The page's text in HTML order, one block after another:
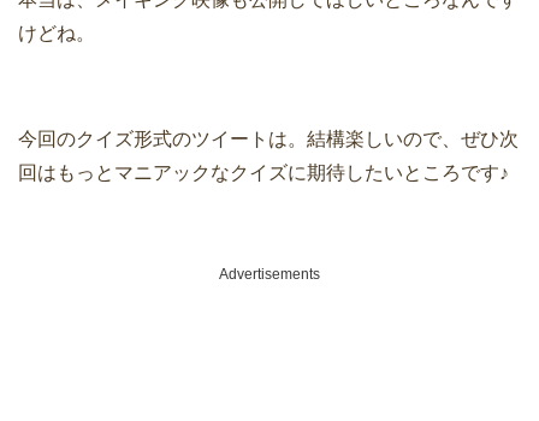
けどね。
今回のクイズ形式のツイートは。結構楽しいので、ぜひ次
回はもっとマニアックなクイズに期待したいところです♪
Advertisements